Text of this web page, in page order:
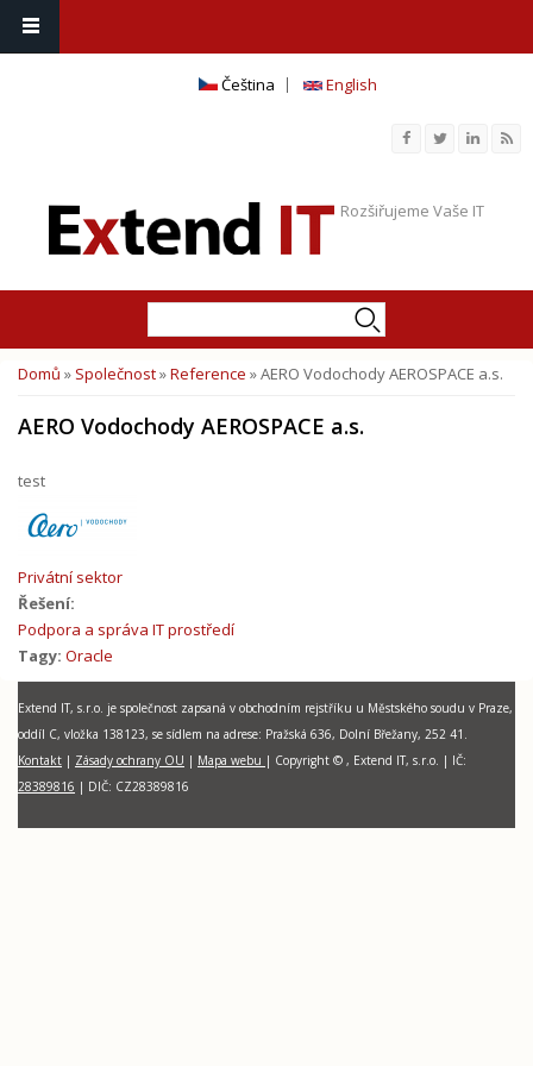
Čeština English
Rozšiřujeme Vaše IT
Jste zde
Domů » Společnost»Reference » AERO Vodochody AEROSPACE a.s.
AERO Vodochody AEROSPACE a.s.
test
Privátní sektor
Řešení:
Podpora a správa IT prostředí
Tagy: Oracle
Extend IT, s.r.o. je společnost zapsaná v obchodním rejstříku u Městského soudu v Praze,
oddíl C, vložka 138123, se sídlem na adrese: Pražská 636, Dolní Břežany, 252 41.
Kontakt | Zásady ochrany OU | Mapa webu | Copyright © , Extend IT, s.r.o. | IČ:
28389816 | DIČ: CZ28389816